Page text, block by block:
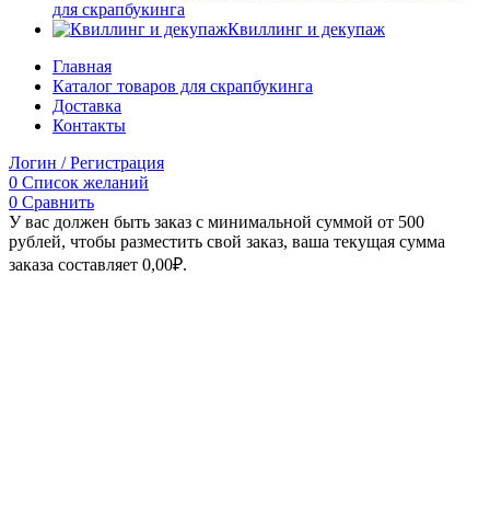
для скрапбукинга
Квиллинг и декупаж
Главная
Каталог товаров для скрапбукинга
Доставка
Контакты
Логин / Регистрация
0 Список желаний
0 Сравнить
У вас должен быть заказ с минимальной суммой от 500
рублей, чтобы разместить свой заказ, ваша текущая сумма
заказа составляет 0,00₽.